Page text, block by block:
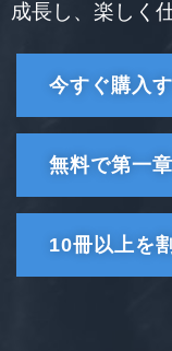
成長し、楽しく
今すぐ購入
無料で第一
10冊以上を